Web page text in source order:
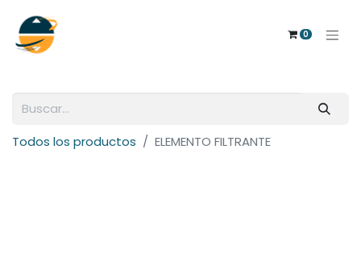
0
Todos los productos ELEMENTO FILTRANTE